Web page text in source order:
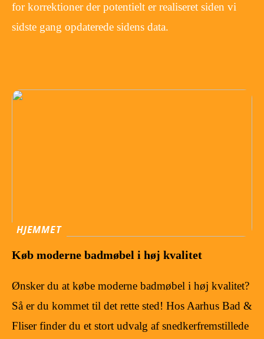
for korrektioner der potentielt er realiseret siden vi
sidste gang opdaterede sidens data.
HJEMMET
Køb moderne badmøbel i høj kvalitet
Ønsker du at købe moderne badmøbel i høj kvalitet?
Så er du kommet til det rette sted! Hos Aarhus Bad &
Fliser finder du et stort udvalg af snedkerfremstillede